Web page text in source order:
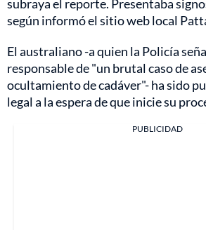
subraya el reporte. Presentaba
según informó el sitio web local
El australiano -a quien la Policía
responsable de "un brutal caso de
ocultamiento de cadáver"- ha sido
legal a la espera de que inicie su
PUBLICIDAD